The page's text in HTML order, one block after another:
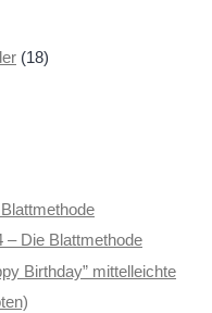
(18)
– Die Blattmethode
Birthday” mittelleichte